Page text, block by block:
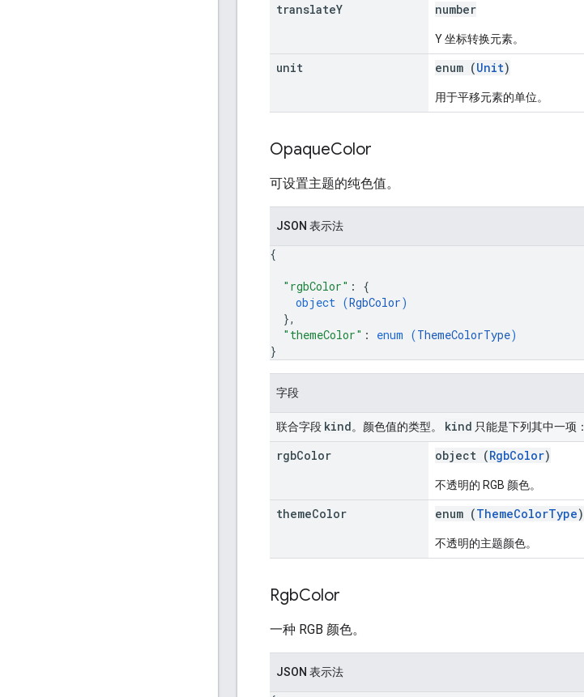
translateY number
Y 坐标转换元素。
unit enum (Unit)
用于平移元素的单位。
OpaqueColor
可设置主题的纯色值。
JSON 表示法
{
"rgbColor" : {
object (RgbColor)
},
"themeColor" : enum (ThemeColorType)
}
字段
联合字段 kind。颜色值的类型。 kind 只能是下列其中一项：
rgbColor object (RgbColor)
不透明的 RGB 颜色。
themeColor enum (ThemeColorType)
不透明的主题颜色。
RgbColor
一种 RGB 颜色。
JSON 表示法